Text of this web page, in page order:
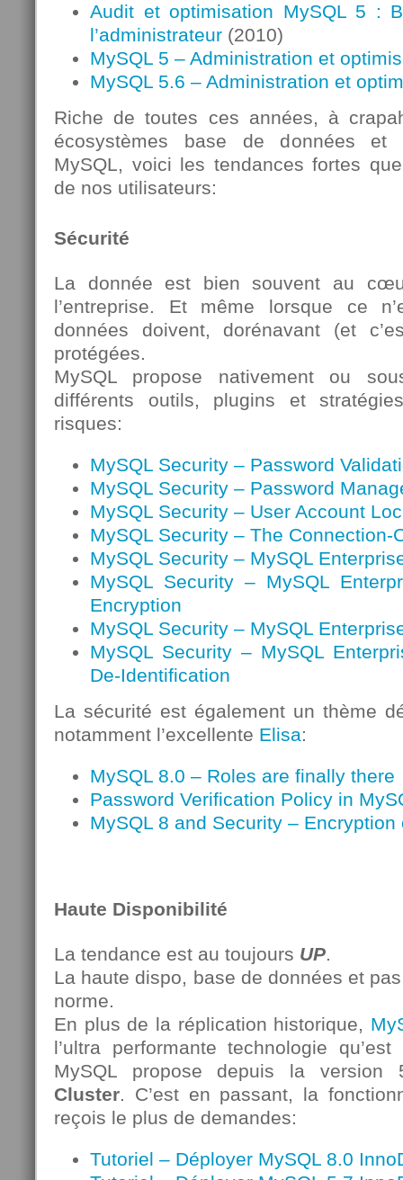
Audit et optimisation MySQL 5 :
l’administrateur (2010)
MySQL 5 – Administration et
MySQL 5.6 – Administration et
Riche de toutes ces années, à
écosystèmes base de données et
MySQL, voici les tendances fortes
de nos utilisateurs:
Sécurité
La donnée est bien souvent au
l’entreprise. Et même lorsque ce
données doivent, dorénavant (et
protégées.
MySQL propose nativement ou
différents outils, plugins et
risques:
MySQL Security – Password
MySQL Security – Password
MySQL Security – User Account
MySQL Security – The Connection-
MySQL Security – MySQL
MySQL Security – MySQL
Encryption
MySQL Security – MySQL
MySQL Security – MySQL
De-Identification
La sécurité est également un thème
notamment l’excellente Elisa:
MySQL 8.0 – Roles are finally there
Password Verification Policy in
MySQL 8 and Security –
Haute Disponibilité
La tendance est au toujours UP.
La haute dispo, base de données et
norme.
En plus de la réplication historique,
l’ultra performante technologie qu’est
MySQL propose depuis la
Cluster. C’est en passant, la
reçois le plus de demandes:
Tutoriel – Déployer MySQL 8.0